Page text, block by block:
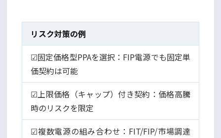
リスク対策の例
☑固定価格型PPAを選択：FIP電源でも固定単
価契約は可能
☑上限価格（キャップ）付き契約：価格高騰
時のリスクを限定
☑複数電源の組み合わせ：FIT/FIP/市場調達